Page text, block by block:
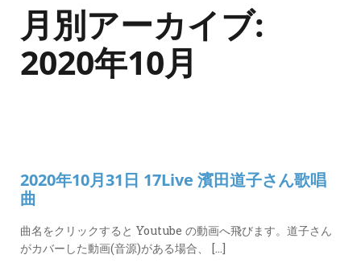
バ
ン
ド
ル
月別アーカイブ:
2020年10月
2020年10月31日 17Live 濱田道子さん歌唱
曲
曲名をクリックすると Youtube の動画へ飛びます。道子さん
がカバーした動画(音源)がある場合、 […]